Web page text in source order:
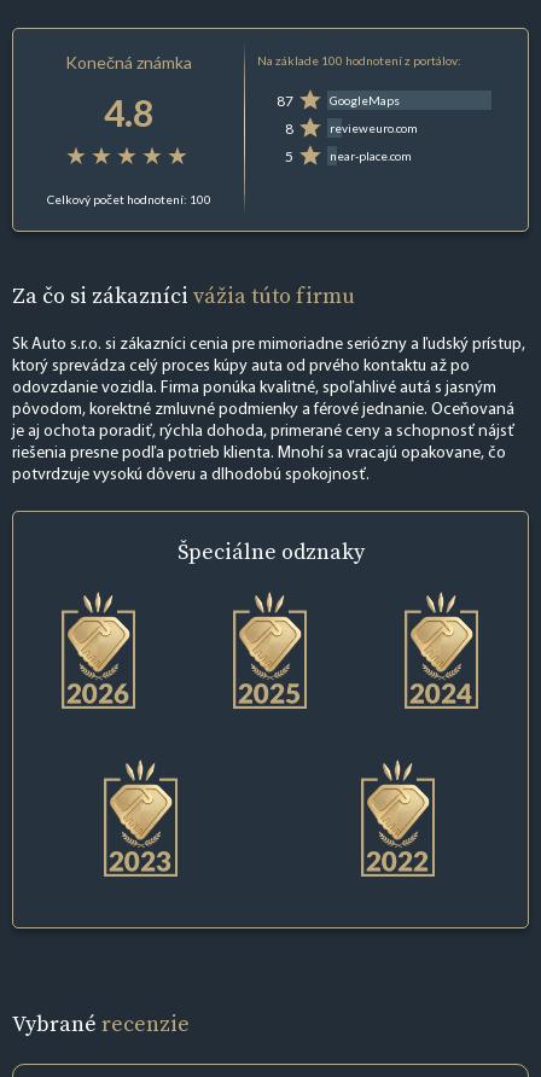
Konečná známka
4.8
Celkový počet hodnotení: 100
Na základe 100 hodnotení z portálov:
87 GoogleMaps
8 revieweuro.com
5 near-place.com
Za čo si zákazníci vážia túto firmu
Sk Auto s.r.o. si zákazníci cenia pre mimoriadne seriózny a ľudský prístup,
ktorý sprevádza celý proces kúpy auta od prvého kontaktu až po
odovzdanie vozidla. Firma ponúka kvalitné, spoľahlivé autá s jasným
pôvodom, korektné zmluvné podmienky a férové jednanie. Oceňovaná
je aj ochota poradiť, rýchla dohoda, primerané ceny a schopnosť nájsť
riešenia presne podľa potrieb klienta. Mnohí sa vracajú opakovane, čo
potvrdzuje vysokú dôveru a dlhodobú spokojnosť.
Špeciálne odznaky
Vybrané recenzie